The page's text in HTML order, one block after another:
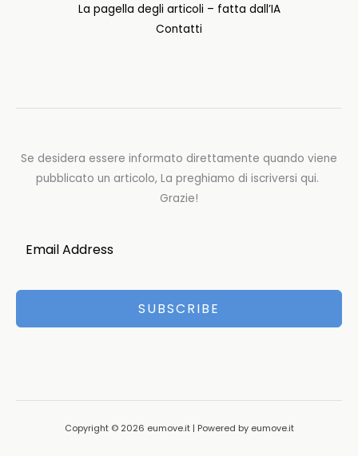
La pagella degli articoli – fatta dall’IA
Contatti
Se desidera essere informato direttamente quando viene
pubblicato un articolo, La preghiamo di iscriversi qui.
Grazie!
SUBSCRIBE
Copyright © 2026 eumove.it | Powered by eumove.it